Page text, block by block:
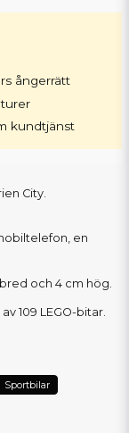
ångerrätt
kundtjänst
City.
en
och 4 cm hög.
109 LEGO-bitar.
Sportbilar